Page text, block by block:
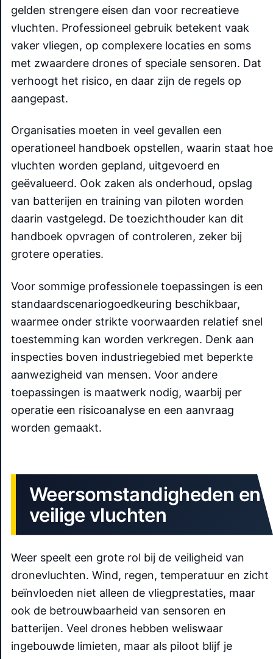
gelden strengere eisen dan voor recreatieve
vluchten. Professioneel gebruik betekent vaak
vaker vliegen, op complexere locaties en soms
met zwaardere drones of speciale sensoren. Dat
verhoogt het risico, en daar zijn de regels op
aangepast.
Organisaties moeten in veel gevallen een
operationeel handboek opstellen, waarin staat hoe
vluchten worden gepland, uitgevoerd en
geëvalueerd. Ook zaken als onderhoud, opslag
van batterijen en training van piloten worden
daarin vastgelegd. De toezichthouder kan dit
handboek opvragen of controleren, zeker bij
grotere operaties.
Voor sommige professionele toepassingen is een
standaardscenariogoedkeuring beschikbaar,
waarmee onder strikte voorwaarden relatief snel
toestemming kan worden verkregen. Denk aan
inspecties boven industriegebied met beperkte
aanwezigheid van mensen. Voor andere
toepassingen is maatwerk nodig, waarbij per
operatie een risicoanalyse en een aanvraag
worden gemaakt.
Weersomstandigheden en
veilige vluchten
Weer speelt een grote rol bij de veiligheid van
dronevluchten. Wind, regen, temperatuur en zicht
beïnvloeden niet alleen de vliegprestaties, maar
ook de betrouwbaarheid van sensoren en
batterijen. Veel drones hebben weliswaar
ingebouwde limieten, maar als piloot blijf je